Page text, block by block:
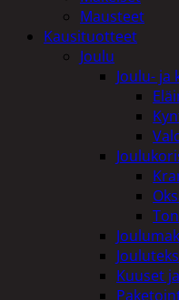
Mausteet
Kausituotteet
Joulu
Joulu- ja
Kuuset